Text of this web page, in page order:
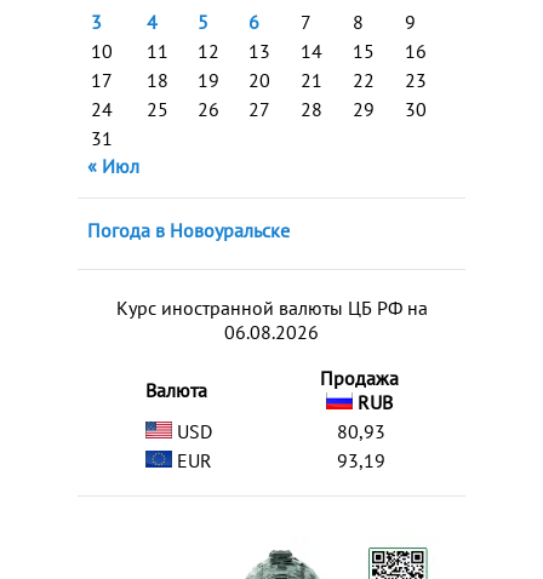
3
4 5 6 7 8
9
10
11 12 13 14 15
16
17
18 19 20 21 22
23
24
25 26 27 28 29
30
31
« Июл
Погода в Новоуральске
Курс иностранной валюты ЦБ РФ на
06.08.2026
Валюта
Продажа
RUB
USD
80,93
EUR
93,19